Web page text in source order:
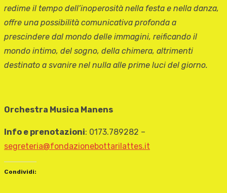
redime il tempo dell’inoperosità nella festa e nella danza,
offre una possibilità comunicativa profonda a
prescindere dal mondo delle immagini, reificando il
mondo intimo, del sogno, della chimera, altrimenti
destinato a svanire nel nulla alle prime luci del giorno.
Orchestra Musica Manens
Info e prenotazioni: 0173.789282 –
segreteria@fondazionebottarilattes.it
Condividi: